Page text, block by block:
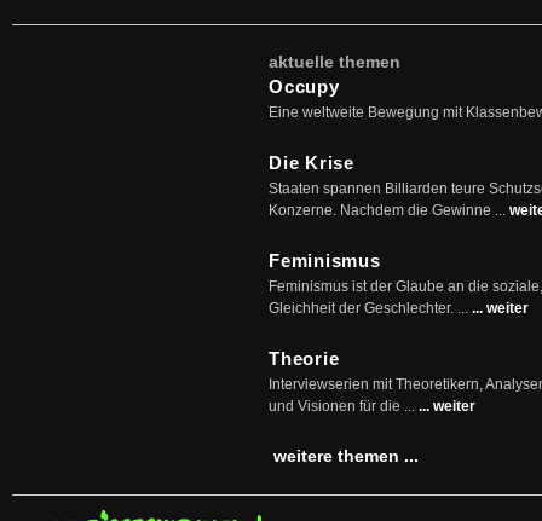
aktuelle themen
Occupy
Eine weltweite Bewegung mit
Die Krise
Staaten spannen Billiarden teure
Konzerne. Nachdem die Gewinne ...
Feminismus
Feminismus ist der Glaube an die
Gleichheit der Geschlechter. ... ... weiter
Theorie
Interviewserien mit Theoretikern,
und Visionen für die ... ... weiter
weitere themen ...